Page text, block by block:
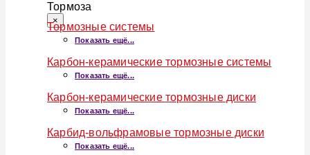
Тормоза
×
Тормозные системы
Показать ещё...
Карбон-керамические тормозные системы
Показать ещё...
Карбон-керамические тормозные диски
Показать ещё...
Карбид-вольфрамовые тормозные диски
Показать ещё...